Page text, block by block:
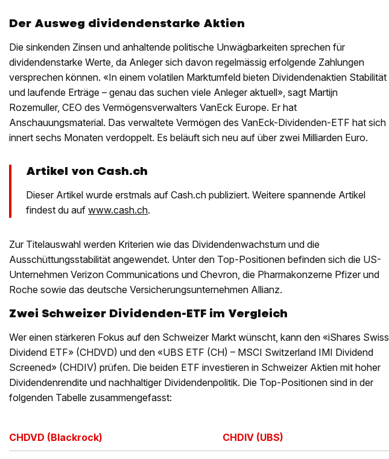
Der Ausweg dividendenstarke Aktien
Die sinkenden Zinsen und anhaltende politische Unwägbarkeiten sprechen für
dividendenstarke Werte, da Anleger sich davon regelmässig erfolgende Zahlungen
versprechen können. «In einem volatilen Marktumfeld bieten Dividendenaktien Stabilität
und laufende Erträge – genau das suchen viele Anleger aktuell», sagt Martijn
Rozemuller, CEO des Vermögensverwalters VanEck Europe. Er hat
Anschauungsmaterial. Das verwaltete Vermögen des VanEck-Dividenden-ETF hat sich
innert sechs Monaten verdoppelt. Es beläuft sich neu auf über zwei Milliarden Euro.
Artikel von Cash.ch
Dieser Artikel wurde erstmals auf Cash.ch publiziert. Weitere spannende Artikel
findest du auf www.cash.ch.
Zur Titelauswahl werden Kriterien wie das Dividendenwachstum und die
Ausschüttungsstabilität angewendet. Unter den Top-Positionen befinden sich die US-
Unternehmen Verizon Communications und Chevron, die Pharmakonzerne Pfizer und
Roche sowie das deutsche Versicherungsunternehmen Allianz.
Zwei Schweizer Dividenden-ETF im Vergleich
Wer einen stärkeren Fokus auf den Schweizer Markt wünscht, kann den «iShares Swiss
Dividend ETF» (CHDVD) und den «UBS ETF (CH) – MSCI Switzerland IMI Dividend
Screened» (CHDIV) prüfen. Die beiden ETF investieren in Schweizer Aktien mit hoher
Dividendenrendite und nachhaltiger Dividendenpolitik. Die Top-Positionen sind in der
folgenden Tabelle zusammengefasst:
CHDVD (Blackrock) CHDIV (UBS)